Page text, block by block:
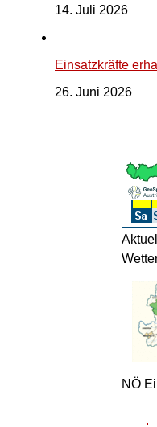
14. Juli 2026
Einsatzkräfte
26. Juni 2026
NÖ